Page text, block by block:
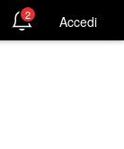
2 Accedi